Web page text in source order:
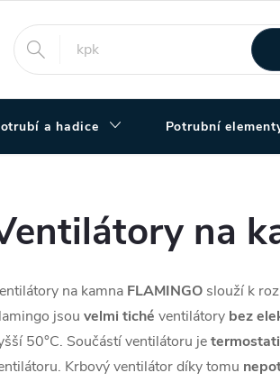
a hadice Potrubní
na
na kamna FLAMINGO slouží k
jsou velmi tiché ventilátory bez
50°C. Součástí ventilátoru je
Krbový ventilátor díky tomu